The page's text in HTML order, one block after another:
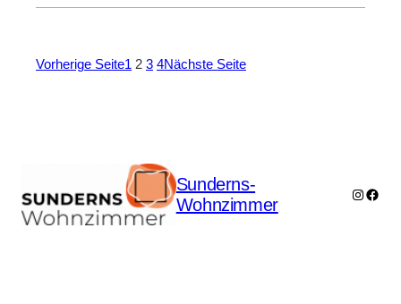
Vorherige Seite1 2 3 4Nächste Seite
Sunderns-
Wohnzimmer